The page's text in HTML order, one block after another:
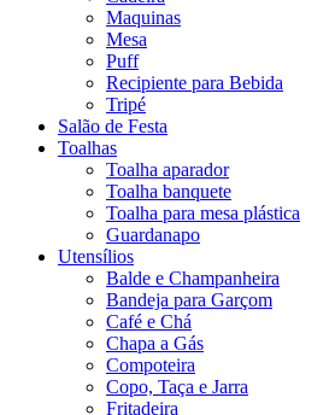
Maquinas
Mesa
Puff
Recipiente para Bebida
Tripé
Salão de Festa
Toalhas
Toalha aparador
Toalha banquete
Toalha para mesa plástica
Guardanapo
Utensílios
Balde e Champanheira
Bandeja para Garçom
Café e Chá
Chapa a Gás
Compoteira
Copo, Taça e Jarra
Fritadeira